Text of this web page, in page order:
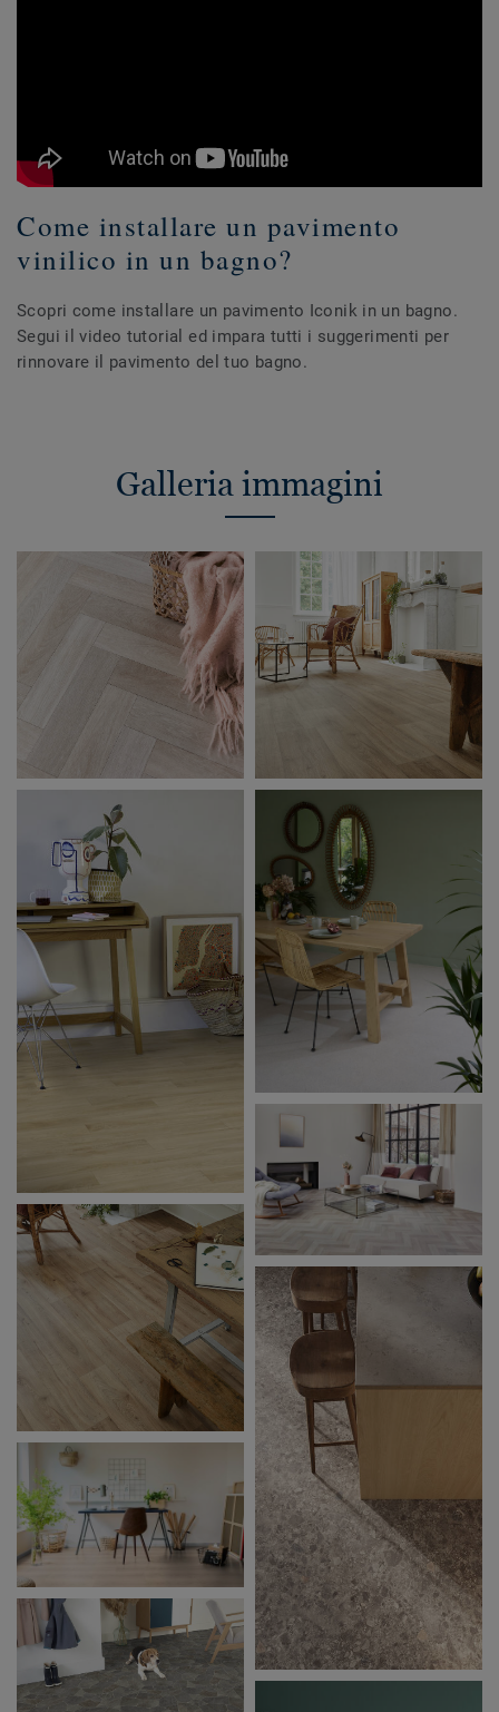
Come installare un pavimento
vinilico in un bagno?
Scopri come installare un pavimento Iconik in un bagno.
Segui il video tutorial ed impara tutti i suggerimenti per
rinnovare il pavimento del tuo bagno.
Galleria immagini